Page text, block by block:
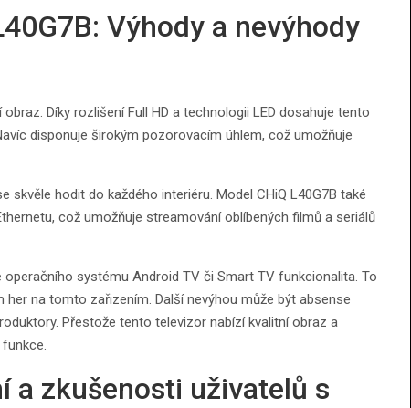
Výhody a nevýhody
Díky rozlišení Full HD a technologii LED dosahuje tento
disponuje širokým pozorovacím úhlem, což umožňuje
hodit do každého interiéru. Model CHiQ L40G7B také
což umožňuje streamování oblíbených filmů a seriálů
systému Android TV či Smart TV funkcionalita. To
na tomto zařizením. Další nevýhou může být absense
Přestože tento televizor nabízí kvalitní obraz a
a zkušenosti uživatelů s